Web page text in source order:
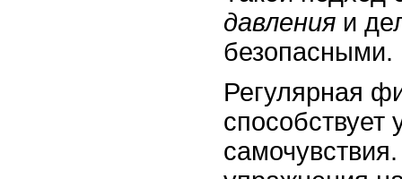
давления и
безопасными.
Регулярная